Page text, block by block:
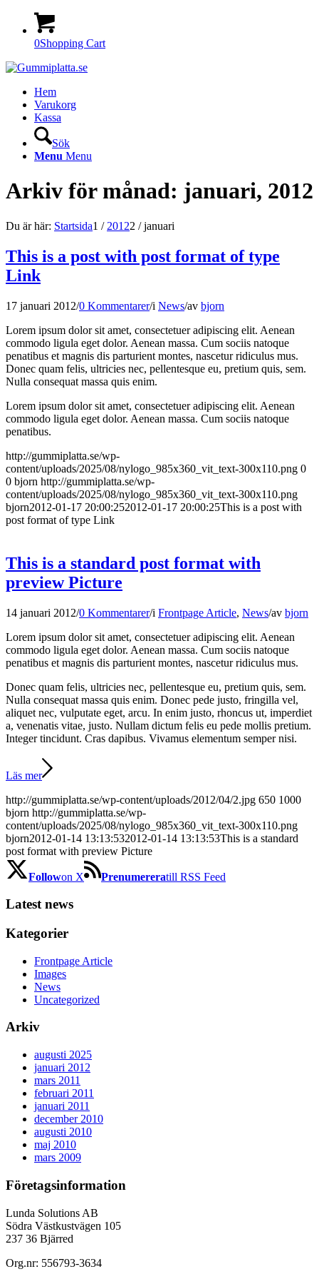
0Shopping Cart
Hem
Varukorg
Kassa
Sök
Menu Menu
Arkiv för månad: januari, 2012
Du är här: Startsida1 / 20122 / januari
This is a post with post format of type
Link
17 januari 2012/0 Kommentarer/i News/av bjorn
Lorem ipsum dolor sit amet, consectetuer adipiscing elit. Aenean
commodo ligula eget dolor. Aenean massa. Cum sociis natoque
penatibus et magnis dis parturient montes, nascetur ridiculus mus.
Donec quam felis, ultricies nec, pellentesque eu, pretium quis, sem.
Nulla consequat massa quis enim.
Lorem ipsum dolor sit amet, consectetuer adipiscing elit. Aenean
commodo ligula eget dolor. Aenean massa. Cum sociis natoque
penatibus.
http://gummiplatta.se/wp-
content/uploads/2025/08/nylogo_985x360_vit_text-300x110.png 0
0 bjorn http://gummiplatta.se/wp-
content/uploads/2025/08/nylogo_985x360_vit_text-300x110.png
bjorn2012-01-17 20:00:252012-01-17 20:00:25This is a post with
post format of type Link
This is a standard post format with
preview Picture
14 januari 2012/0 Kommentarer/i Frontpage Article, News/av bjorn
Lorem ipsum dolor sit amet, consectetuer adipiscing elit. Aenean
commodo ligula eget dolor. Aenean massa. Cum sociis natoque
penatibus et magnis dis parturient montes, nascetur ridiculus mus.
Donec quam felis, ultricies nec, pellentesque eu, pretium quis, sem.
Nulla consequat massa quis enim. Donec pede justo, fringilla vel,
aliquet nec, vulputate eget, arcu. In enim justo, rhoncus ut, imperdiet
a, venenatis vitae, justo. Nullam dictum felis eu pede mollis pretium.
Integer tincidunt. Cras dapibus. Vivamus elementum semper nisi.
Läs mer
http://gummiplatta.se/wp-content/uploads/2012/04/2.jpg 650 1000
bjorn http://gummiplatta.se/wp-
content/uploads/2025/08/nylogo_985x360_vit_text-300x110.png
bjorn2012-01-14 13:13:532012-01-14 13:13:53This is a standard
post format with preview Picture
Followon X Prenumereratill RSS Feed
Latest news
Kategorier
Frontpage Article
Images
News
Uncategorized
Arkiv
augusti 2025
januari 2012
mars 2011
februari 2011
januari 2011
december 2010
augusti 2010
maj 2010
mars 2009
Företagsinformation
Lunda Solutions AB
Södra Västkustvägen 105
237 36 Bjärred
Org.nr: 556793-3634